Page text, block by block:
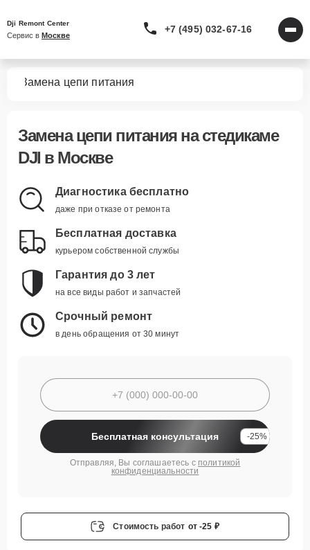
Dji Remont Center
Сервис в Москве
+7 (495) 032-67-16
Замена цепи питания
Замена цепи питанияна стедикаме
DJI в Москве
Диагностика бесплатно
даже при отказе от ремонта
Бесплатная доставка
курьером собственной службы
Гарантия до 3 лет
на все виды работ и запчастей
Срочный ремонт
в день обращения от 30 минут
Бесплатная консультация -25%
Отправляя, Вы соглашаетесь с политикой
конфиденциальности
Стоимость работ от -25 ₽